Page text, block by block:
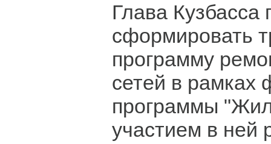
Глава
сформировать
программу
сетей в рамках
программы
участием в ней